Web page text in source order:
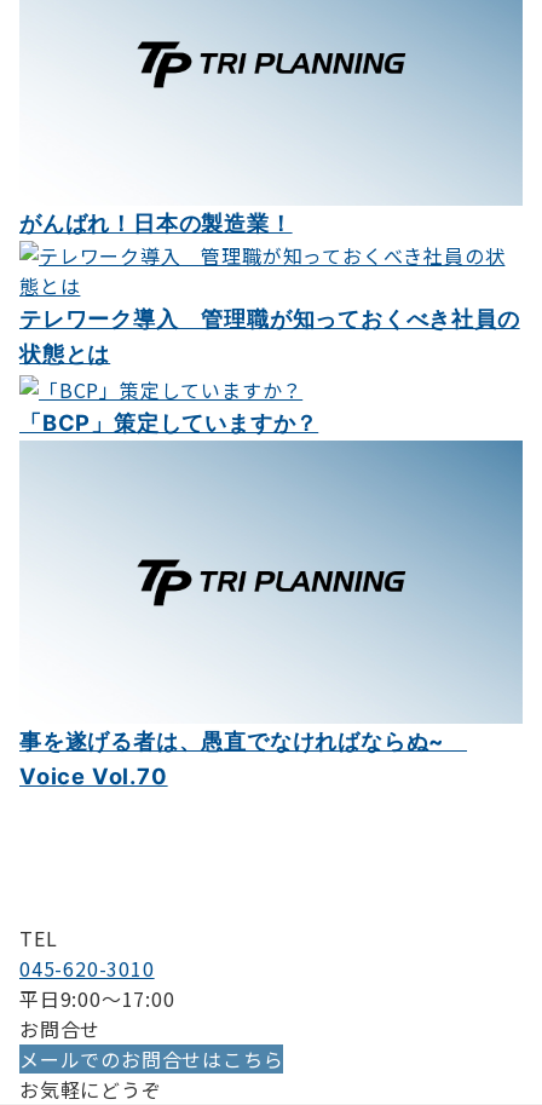
がんばれ！日本の製造業！
テレワーク導入 管理職が知っておくべき社員の
状態とは
「BCP」策定していますか？
事を遂げる者は、愚直でなければならぬ~
Voice Vol.70
TEL
045-620-3010
平日9:00〜17:00
お問合せ
メールでのお問合せはこちら
お気軽にどうぞ